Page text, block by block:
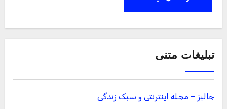
تبلیغات متنی
جالبز – مجله اینترنتی و سبک زندگی